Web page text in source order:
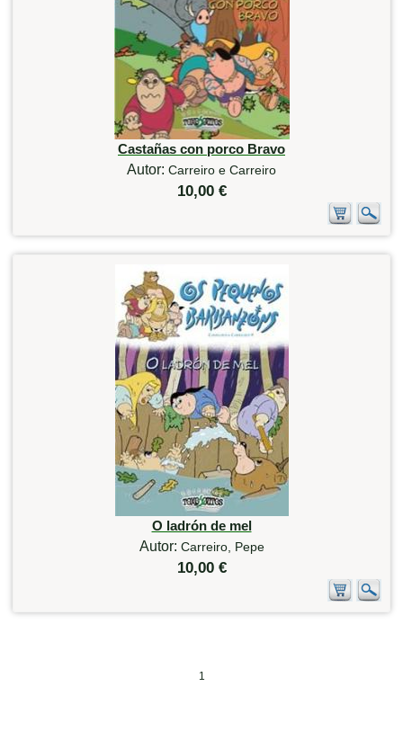
Castañas con porco Bravo
Autor: Carreiro e Carreiro
10,00 €
O ladrón de mel
Autor: Carreiro, Pepe
10,00 €
1